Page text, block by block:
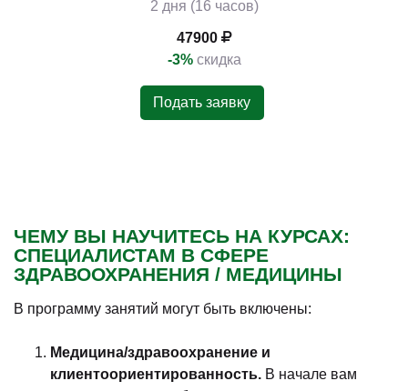
2 дня (16 часов)
47900
-3% скидка
Подать заявку
ЧЕМУ ВЫ НАУЧИТЕСЬ НА КУРСАХ:
СПЕЦИАЛИСТАМ В СФЕРЕ
ЗДРАВООХРАНЕНИЯ / МЕДИЦИНЫ
В программу занятий могут быть включены:
Медицина/здравоохранение и
клиентоориентированность. В начале вам